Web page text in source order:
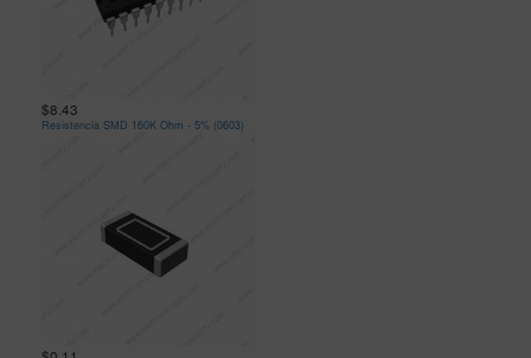
$8.43
Resistencia SMD 160K Ohm - 5% (0603)